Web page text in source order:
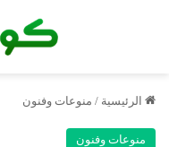
الرئيسية / منوعات وفنون
منوعات وفنون